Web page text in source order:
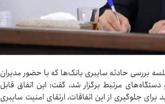
بررسی حادثه سایبری بانک‌ها که با حضور مدیران
دستگاه‌های مرتبط برگزار شد، گفت: این اتفاق قابل
جلوگیری از این اتفاقات، ارتقای امنیت سایبری